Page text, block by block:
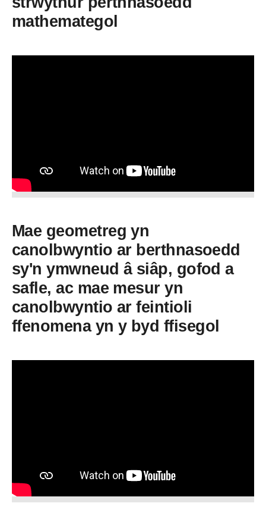
mathemategol
Mae geometreg yn
canolbwyntio ar berthnasoedd
sy'n ymwneud â siâp, gofod a
safle, ac mae mesur yn
canolbwyntio ar feintioli
ffenomena yn y byd ffisegol